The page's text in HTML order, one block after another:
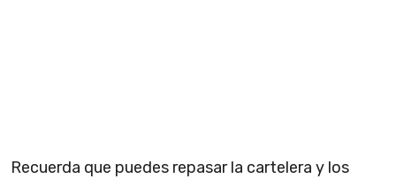
Recuerda que puedes repasar la cartelera y los